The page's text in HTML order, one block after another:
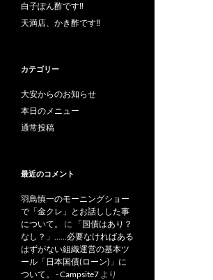
白子ぽん酢です‼︎
天満店、かき酢です‼︎
カテゴリー
大安からのお知らせ
本日のメニュー
通常投稿
最近のコメント
羽鳥慎一のモーニングショー
で「金クレ」とお話しした事
について。
に
「国債はあり？
なし？」……必要なければある
はずがない組織運営の基本ツ
ール「日本国債(ローン)」に
ついて。 - Campsite7 より